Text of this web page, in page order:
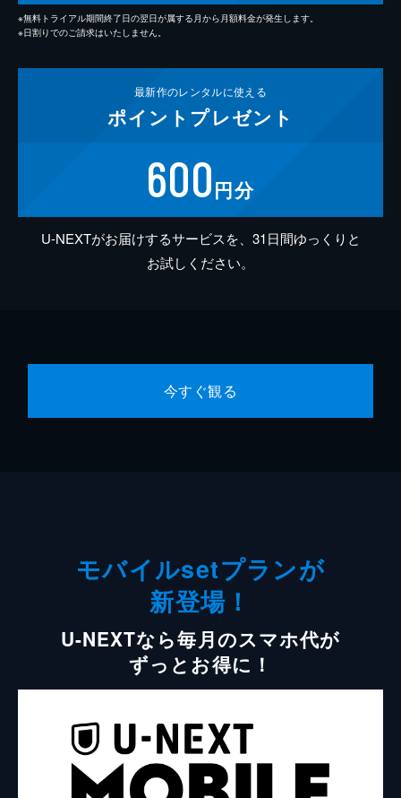
※無料トライアル期間終了日の翌日が属する月から月額料金が発生します。
※日割りでのご請求はいたしません。
最新作のレンタルに使える
ポイント プレゼント
600円分
U-NEXTがお届けするサービスを、31日間ゆっくりと
お試しください。
今すぐ観る
モバイルsetプランが
新登場！
U-NEXTなら毎月のスマホ代が
ずっとお得に！